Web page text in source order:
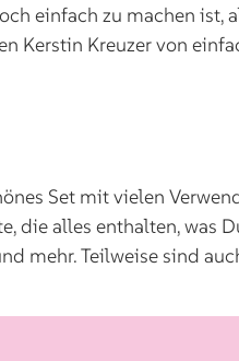
einfach zu machen ist,
Kerstin Kreuzer von
Set mit vielen
die alles enthalten, was
mehr. Teilweise sind